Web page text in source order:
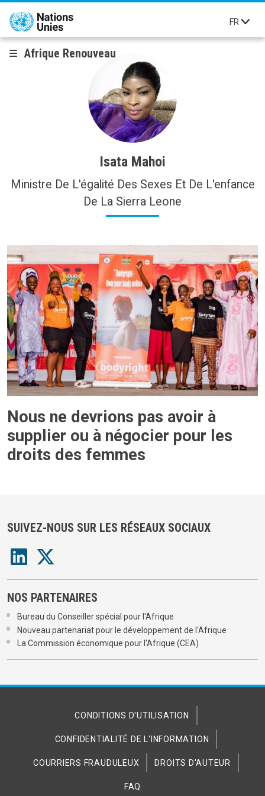
Aller au contenu principal
FR
Afrique Renouveau
Isata Mahoi
Ministre De L'égalité Des Sexes Et De L'enfance
De La Sierra Leone
Nous ne devrions pas avoir à
supplier ou à négocier pour les
droits des femmes
SUIVEZ-NOUS SUR LES RÉSEAUX SOCIAUX
NOS PARTENAIRES
Bureau du Conseiller spécial pour l'Afrique
Nouveau partenariat pour le développement de l'Afrique
La Commission économique pour l'Afrique (CEA)
CONDITIONS D'UTILISATION
CONFIDENTIALITÉ DE L'INFORMATION
COURRIERS FRAUDULEUX DROITS D'AUTEUR
FAQ